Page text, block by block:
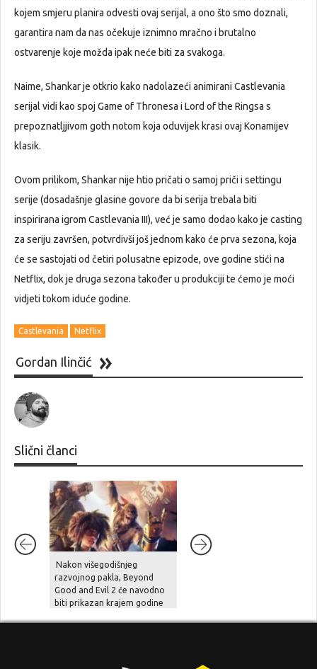
kojem smjeru planira odvesti ovaj serijal, a ono što smo doznali,
garantira nam da nas očekuje iznimno mračno i brutalno
ostvarenje koje možda ipak neće biti za svakoga.
Naime, Shankar je otkrio kako nadolazeći animirani Castlevania
serijal vidi kao spoj Game of Thronesa i Lord of the Ringsa s
prepoznatljjivom goth notom koja oduvijek krasi ovaj Konamijev
klasik.
Ovom prilikom, Shankar nije htio pričati o samoj priči i settingu
serije (dosadašnje glasine govore da bi serija trebala biti
inspirirana igrom Castlevania III), već je samo dodao kako je casting
za seriju završen, potvrdivši još jednom kako će prva sezona, koja
će se sastojati od četiri polusatne epizode, ove godine stići na
Netflix, dok je druga sezona također u produkciji te ćemo je moći
vidjeti tokom iduće godine.
Castlevania Netflix
Gordan Ilinčić
Slični članci
Nakon višegodišnjeg
razvojnog pakla, Beyond
Good and Evil 2 će navodno
biti prikazan krajem godine